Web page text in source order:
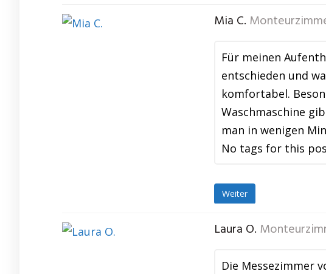
Mia C.
Für meinen
entschieden und
komfortabel.
Waschmaschine
man in wenigen
No tags for this
Weiter
Laura O.
Die Messezimmer